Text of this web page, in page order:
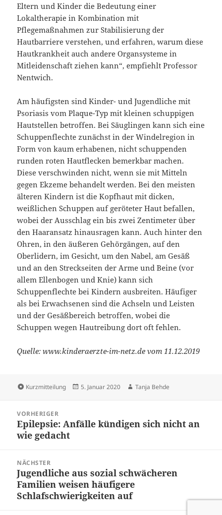
Eltern und Kinder die Bedeutung einer
Lokaltherapie in Kombination mit
Pflegemaßnahmen zur Stabilisierung der
Hautbarriere verstehen, und erfahren, warum diese
Hautkrankheit auch andere Organsysteme in
Mitleidenschaft ziehen kann“, empfiehlt Professor
Nentwich.
Am häufigsten sind Kinder- und Jugendliche mit
Psoriasis vom Plaque-Typ mit kleinen schuppigen
Hautstellen betroffen. Bei Säuglingen kann sich eine
Schuppenflechte zunächst in der Windelregion in
Form von kaum erhabenen, nicht schuppenden
runden roten Hautflecken bemerkbar machen.
Diese verschwinden nicht, wenn sie mit Mitteln
gegen Ekzeme behandelt werden. Bei den meisten
älteren Kindern ist die Kopfhaut mit dicken,
weißlichen Schuppen auf geröteter Haut befallen,
wobei der Ausschlag ein bis zwei Zentimeter über
den Haaransatz hinausragen kann. Auch hinter den
Ohren, in den äußeren Gehörgängen, auf den
Oberlidern, im Gesicht, um den Nabel, am Gesäß
und an den Streckseiten der Arme und Beine (vor
allem Ellenbogen und Knie) kann sich
Schuppenflechte bei Kindern ausbreiten. Häufiger
als bei Erwachsenen sind die Achseln und Leisten
und der Gesäßbereich betroffen, wobei die
Schuppen wegen Hautreibung dort oft fehlen.
Quelle: www.kinderaerzte-im-netz.de vom 11.12.2019
Format
Kurzmitteilung
Veröffentlicht
5. Januar 2020 Autor
Tanja Behde
VORHERIGER
Vorheriger
Beitrag:
Epilepsie: Anfälle kündigen sich nicht an
wie gedacht
NÄCHSTER
Nächster
Beitrag:
Jugendliche aus sozial schwächeren
Familien weisen häufigere
Schlafschwierigkeiten auf